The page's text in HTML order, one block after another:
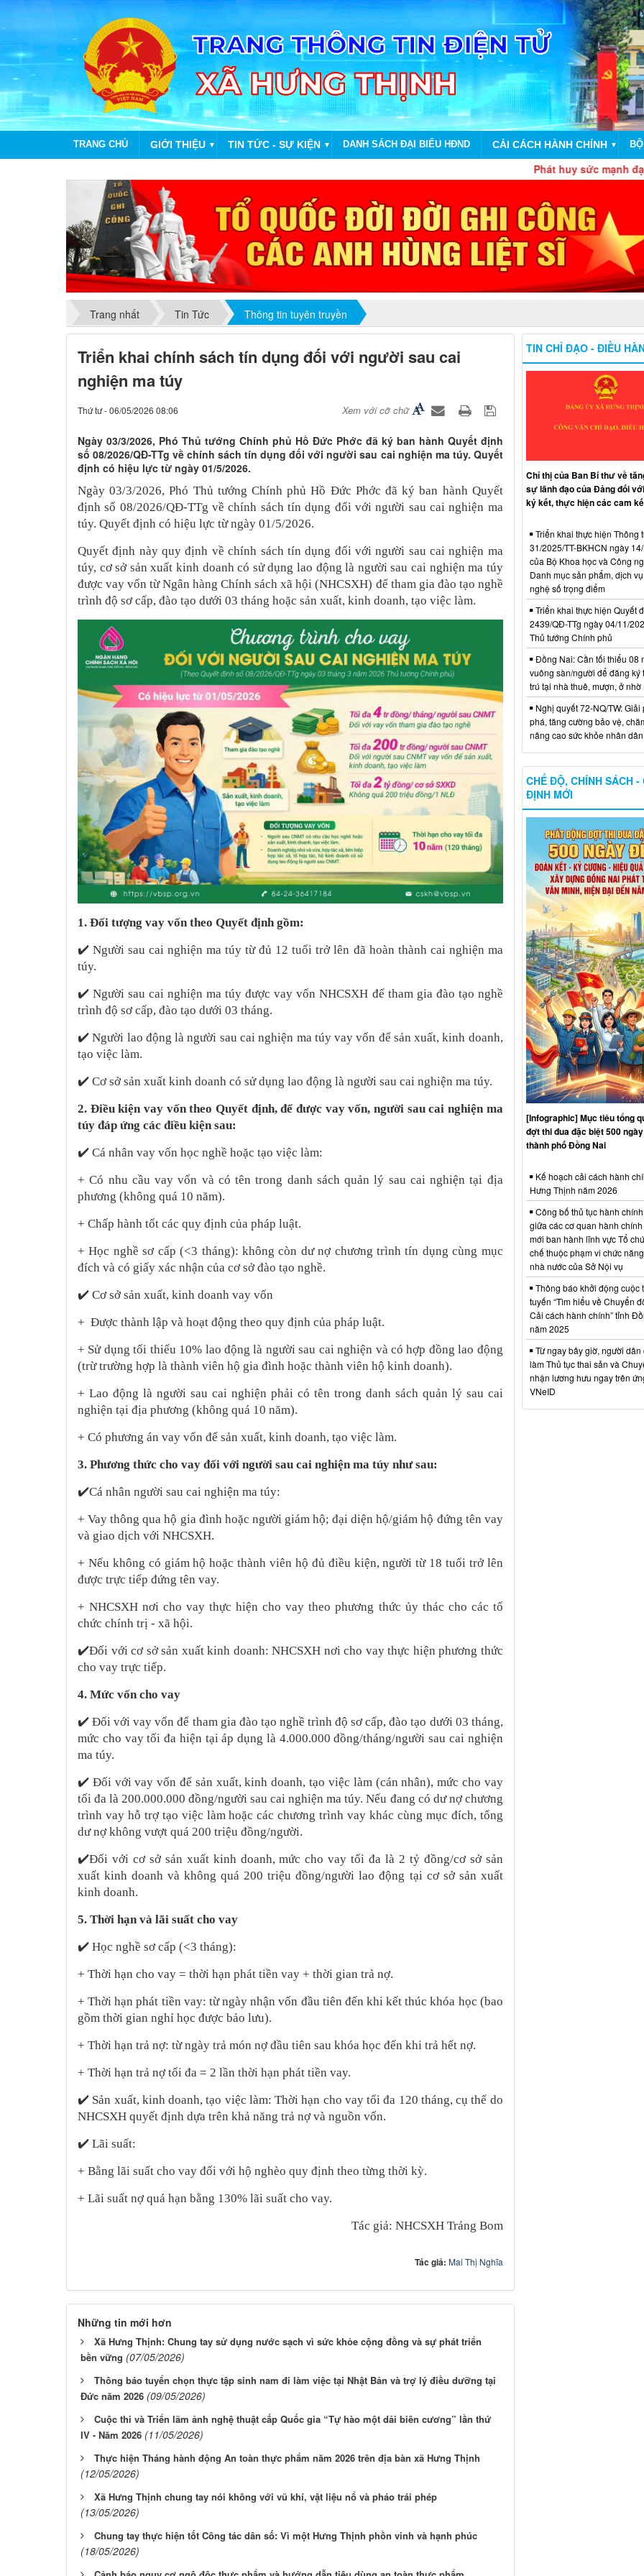
TRANG CHỦ GIỚI THIỆU ▼ TIN TỨC - SỰ KIỆN ▼ DANH SÁCH ĐẠI BIỂU HĐND CẢI CÁCH HÀNH CHÍNH ▼
Phát huy sức mạnh đại đoàn
Trang nhất Tin Tức Thông tin tuyên truyền
Triển khai chính sách tín dụng đối với người sau cai
nghiện ma túy
Thứ tư - 06/05/2026 08:06 Xem với cỡ chữ
Ngày 03/3/2026, Phó Thủ tướng Chính phủ Hồ Đức Phớc đã ký ban hành Quyết định
số 08/2026/QĐ-TTg về chính sách tín dụng đối với người sau cai nghiện ma túy. Quyết
định có hiệu lực từ ngày 01/5/2026.
Ngày 03/3/2026, Phó Thủ tướng Chính phủ Hồ Đức Phớc đã ký ban hành Quyết
định số 08/2026/QĐ-TTg về chính sách tín dụng đối với người sau cai nghiện ma
túy. Quyết định có hiệu lực từ ngày 01/5/2026.
Quyết định này quy định về chính sách tín dụng đối với người sau cai nghiện ma
túy, cơ sở sản xuất kinh doanh có sử dụng lao động là người sau cai nghiện ma túy
được vay vốn từ Ngân hàng Chính sách xã hội (NHCSXH) để tham gia đào tạo nghề
trình độ sơ cấp, đào tạo dưới 03 tháng hoặc sản xuất, kinh doanh, tạo việc làm.
1. Đối tượng vay vốn theo Quyết định gồm:
✔️ Người sau cai nghiện ma túy từ đủ 12 tuổi trở lên đã hoàn thành cai nghiện ma
túy.
✔️ Người sau cai nghiện ma túy được vay vốn NHCSXH để tham gia đào tạo nghề
trình độ sơ cấp, đào tạo dưới 03 tháng.
✔️ Người lao động là người sau cai nghiện ma túy vay vốn để sản xuất, kinh doanh,
tạo việc làm.
✔️ Cơ sở sản xuất kinh doanh có sử dụng lao động là người sau cai nghiện ma túy.
2. Điều kiện vay vốn theo Quyết định, để được vay vốn, người sau cai nghiện ma
túy đáp ứng các điều kiện sau:
✔️ Cá nhân vay vốn học nghề hoặc tạo việc làm:
+ Có nhu cầu vay vốn và có tên trong danh sách quản lý sau cai nghiện tại địa
phương (không quá 10 năm).
+ Chấp hành tốt các quy định của pháp luật.
+ Học nghề sơ cấp (<3 tháng): không còn dư nợ chương trình tín dụng cùng mục
đích và có giấy xác nhận của cơ sở đào tạo nghề.
✔️ Cơ sở sản xuất, kinh doanh vay vốn
+ Được thành lập và hoạt động theo quy định của pháp luật.
+ Sử dụng tối thiểu 10% lao động là người sau cai nghiện và có hợp đồng lao động
(trừ trường hợp là thành viên hộ gia đình hoặc thành viên hộ kinh doanh).
+ Lao động là người sau cai nghiện phải có tên trong danh sách quản lý sau cai
nghiện tại địa phương (không quá 10 năm).
+ Có phương án vay vốn để sản xuất, kinh doanh, tạo việc làm.
3. Phương thức cho vay đối với người sau cai nghiện ma túy như sau:
✔️Cá nhân người sau cai nghiện ma túy:
+ Vay thông qua hộ gia đình hoặc người giám hộ; đại diện hộ/giám hộ đứng tên vay
và giao dịch với NHCSXH.
+ Nếu không có giám hộ hoặc thành viên hộ đủ điều kiện, người từ 18 tuổi trở lên
được trực tiếp đứng tên vay.
+ NHCSXH nơi cho vay thực hiện cho vay theo phương thức ủy thác cho các tổ
chức chính trị - xã hội.
✔️Đối với cơ sở sản xuất kinh doanh: NHCSXH nơi cho vay thực hiện phương thức
cho vay trực tiếp.
4. Mức vốn cho vay
✔️ Đối với vay vốn để tham gia đào tạo nghề trình độ sơ cấp, đào tạo dưới 03 tháng,
mức cho vay tối đa hiện tại áp dụng là 4.000.000 đồng/tháng/người sau cai nghiện
ma túy.
✔️ Đối với vay vốn để sản xuất, kinh doanh, tạo việc làm (cán nhân), mức cho vay
tối đa là 200.000.000 đồng/người sau cai nghiện ma túy. Nếu đang có dư nợ chương
trình vay hỗ trợ tạo việc làm hoặc các chương trình vay khác cùng mục đích, tổng
dư nợ không vượt quá 200 triệu đồng/người.
✔️Đối với cơ sở sản xuất kinh doanh, mức cho vay tối đa là 2 tỷ đồng/cơ sở sản
xuất kinh doanh và không quá 200 triệu đồng/người lao động tại cơ sở sản xuất
kinh doanh.
5. Thời hạn và lãi suất cho vay
✔️ Học nghề sơ cấp (<3 tháng):
+ Thời hạn cho vay = thời hạn phát tiền vay + thời gian trả nợ.
+ Thời hạn phát tiền vay: từ ngày nhận vốn đầu tiên đến khi kết thúc khóa học (bao
gồm thời gian nghỉ học được bảo lưu).
+ Thời hạn trả nợ: từ ngày trả món nợ đầu tiên sau khóa học đến khi trả hết nợ.
+ Thời hạn trả nợ tối đa = 2 lần thời hạn phát tiền vay.
✔️ Sản xuất, kinh doanh, tạo việc làm: Thời hạn cho vay tối đa 120 tháng, cụ thể do
NHCSXH quyết định dựa trên khả năng trả nợ và nguồn vốn.
✔️ Lãi suất:
+ Bằng lãi suất cho vay đối với hộ nghèo quy định theo từng thời kỳ.
+ Lãi suất nợ quá hạn bằng 130% lãi suất cho vay.
Tác giả: NHCSXH Trảng Bom
Tác giả: Mai Thị Nghĩa
Những tin mới hơn
Xã Hưng Thịnh: Chung tay sử dụng nước sạch vì sức khỏe cộng đồng và sự phát triển
bền vững (07/05/2026)
Thông báo tuyển chọn thực tập sinh nam đi làm việc tại Nhật Bản và trợ lý điều dưỡng tại
Đức năm 2026 (09/05/2026)
Cuộc thi và Triển lãm ảnh nghệ thuật cấp Quốc gia “Tự hào một dải biên cương” lần thứ
IV - Năm 2026 (11/05/2026)
Thực hiện Tháng hành động An toàn thực phẩm năm 2026 trên địa bàn xã Hưng Thịnh
(12/05/2026)
Xã Hưng Thịnh chung tay nói không với vũ khí, vật liệu nổ và pháo trái phép
(13/05/2026)
Chung tay thực hiện tốt Công tác dân số: Vì một Hưng Thịnh phồn vinh và hạnh phúc
(18/05/2026)
TIN CHỈ ĐẠO - ĐIỀU
Chỉ thị của Ban Bí thư về
sự lãnh đạo của Đảng đối
ký kết, thực hiện các cam
Triển khai thực hiện Thông
31/2025/TT-BKHCN ngày
của Bộ Khoa học và Công
Danh mục sản phẩm, dịch
nghệ số trọng điểm
Triển khai thực hiện Quyết
2439/QĐ-TTg ngày 04/11/
Thủ tướng Chính phủ
Đồng Nai: Cần tối thiểu 08
vuông sàn/người để đăng ký
trú tại nhà thuê, mượn, ở nhờ
Nghị quyết 72-NQ/TW: Giải
phá, tăng cường bảo vệ,
nâng cao sức khỏe nhân dân
CHẾ ĐỘ, CHÍNH SÁCH -
ĐỊNH MỚI
[Infographic] Mục tiêu tổng
đợt thi đua đặc biệt 500
thành phố Đồng Nai
Kế hoạch cải cách hành
Hưng Thịnh năm 2026
Công bố thủ tục hành
giữa các cơ quan hành
mới ban hành lĩnh vực Tổ
chế thuộc phạm vi chức
nhà nước của Sở Nội vụ
Thông báo khởi động cuộc
tuyến “Tìm hiểu về Chuyển
Cải cách hành chính” tỉnh
năm 2025
Từ ngay bây giờ, người dân
làm Thủ tục thai sản và
nhận lương hưu ngay trên
VNeID